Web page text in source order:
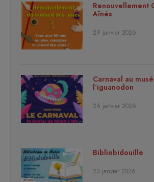
Renouvellement
Aînés
29 janvier 2026
Carnaval au
l’iguanodon
26 janvier 2026
Bibliobidouille
23 janvier 2026